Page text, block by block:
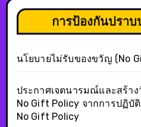
การป้องกันปรา
นโยบายไม่รับของขวัญ (No
ประกาศเจตนารมณ์และสร้า
No Gift Policy จากการปฏิ
No Gift Policy